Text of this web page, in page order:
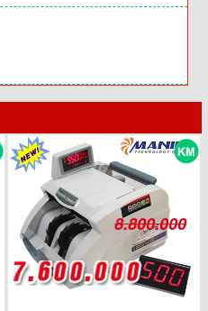
8.800.000